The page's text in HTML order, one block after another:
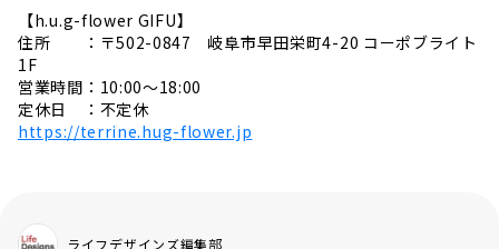
【h.u.g-flower GIFU】
住所 ：〒502-0847 岐阜市早田栄町4-20 コーポブライト
1F
営業時間：10:00〜18:00
定休日 ：不定休
https://terrine.hug-flower.jp
ライフデザインズ編集部